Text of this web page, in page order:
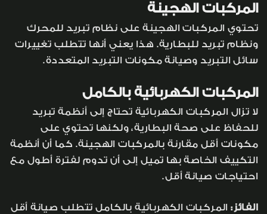
المركبات الهجينة
تحتوي المركبات الهجينة على نظام تبريد للمحرك
ونظام تبريد للبطارية. هذا يعني أنها تتطلب تغييرات
سائل التبريد وصيانة مكونات التبريد المتعددة.
المركبات الكهربائية بالكامل
لا تزال المركبات الكهربائية تحتاج إلى أنظمة تبريد
للحفاظ على صحة البطارية، ولكنها تحتوي على
مكونات أقل مقارنة بالمركبات الهجينة. كما أن أنظمة
التكييف الخاصة بها تميل إلى أن تدوم لفترة أطول مع
احتياجات صيانة أقل.
الفائز:المركبات الكهربائية بالكامل تتطلب صيانة أقل